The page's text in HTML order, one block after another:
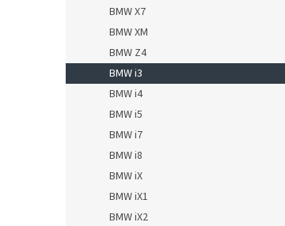
BMW X7
BMW XM
BMW Z4
BMW i3
BMW i4
BMW i5
BMW i7
BMW i8
BMW iX
BMW iX1
BMW iX2